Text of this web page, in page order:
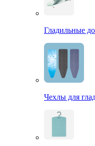
Гладильные
Чехлы для